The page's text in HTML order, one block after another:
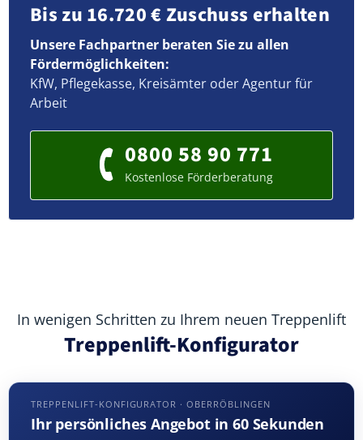
Bis zu 16.720 € Zuschuss erhalten
Unsere Fachpartner beraten Sie zu allen
Fördermöglichkeiten:
KfW, Pflegekasse, Kreisämter oder Agentur für
Arbeit
0800 58 90 771
Kostenlose Förderberatung
In wenigen Schritten zu Ihrem neuen Treppenlift
Treppenlift-Konfigurator
TREPPENLIFT-KONFIGURATOR · OBERRÖBLINGEN
Ihr persönliches Angebot in 60 Sekunden